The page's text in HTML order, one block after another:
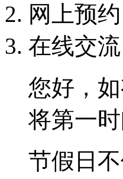
网上预约
在线交流
您好，
将第一
节假日